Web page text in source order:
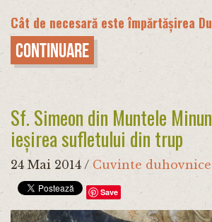
Cât de necesară este împărtășirea
Continuare
Sf. Simeon din Muntele
ieșirea sufletului din trup
24 Mai 2014 / Cuvinte
Save